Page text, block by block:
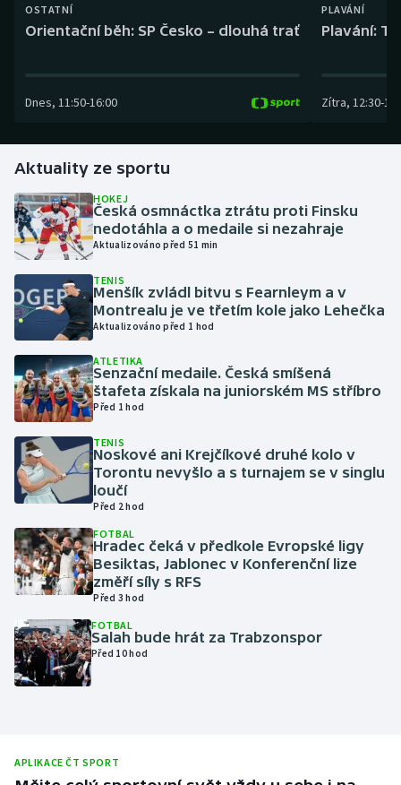
Curling
Futsal
Golf
Gymnastika
Házená
Jezdectví
Judo
Krasobruslení
Lezení
Lyže a snowboard
Moderní pětiboj
Motorsport
Olympijské hry
Parasport
Plážový volejbal
OSTATNÍ
Orientační běh: SP Česko – dlouhá trať
Dnes, 11:50-16:00
PLAVÁNÍ
Plavání:
Zítra, 12:30-
Aktuality ze sportu
HOKEJ
Česká osmnáctka ztrátu proti Finsku
nedotáhla a o medaile si nezahraje
Aktualizováno před 51 min
TENIS
Menšík zvládl bitvu s Fearnleym a v
Montrealu je ve třetím kole jako Lehečka
Aktualizováno před 1 hod
ATLETIKA
Senzační medaile. Česká smíšená
štafeta získala na juniorském MS stříbro
Před 1 hod
TENIS
Noskové ani Krejčíkové druhé kolo v
Torontu nevyšlo a s turnajem se v singlu
loučí
Před 2 hod
FOTBAL
Hradec čeká v předkole Evropské ligy
Besiktas, Jablonec v Konferenční lize
změří síly s RFS
Před 3 hod
FOTBAL
Salah bude hrát za Trabzonspor
Před 10 hod
APLIKACE ČT SPORT